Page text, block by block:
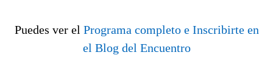
Puedes ver el Programa completo e Inscribirte en
el Blog del Encuentro